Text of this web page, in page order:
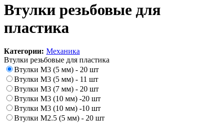
Втулки резьбовые для
пластика
Категории: Механика
Втулки резьбовые для пластика
Втулки M3 (5 мм) - 20 шт
Втулки M3 (5 мм) - 11 шт
Втулки M3 (7 мм) - 20 шт
Втулки M3 (10 мм) -20 шт
Втулки M3 (10 мм) -10 шт
Втулки M2.5 (5 мм) - 20 шт